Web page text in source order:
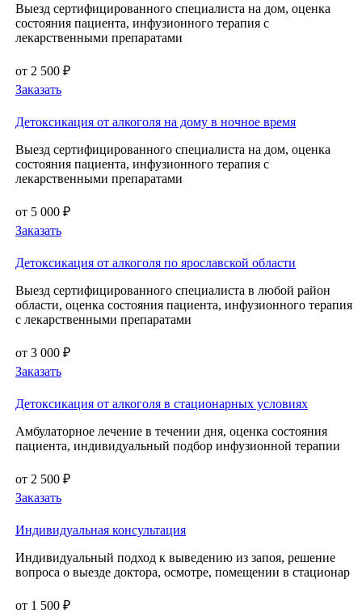
Выезд сертифицированного специалиста на дом, оценка
состояния пациента, инфузионного терапия с
лекарственными препаратами
от 2 500 ₽
Заказать
Детоксикация от алкоголя на дому в ночное время
Выезд сертифицированного специалиста на дом, оценка
состояния пациента, инфузионного терапия с
лекарственными препаратами
от 5 000 ₽
Заказать
Детоксикация от алкоголя по ярославской области
Выезд сертифицированного специалиста в любой район
области, оценка состояния пациента, инфузионного терапия
с лекарственными препаратами
от 3 000 ₽
Заказать
Детоксикация от алкоголя в стационарных условиях
Амбулаторное лечение в течении дня, оценка состояния
пациента, индивидуальный подбор инфузионной терапии
от 2 500 ₽
Заказать
Индивидуальная консультация
Индивидуальный подход к выведению из запоя, решение
вопроса о выезде доктора, осмотре, помещении в стационар
от 1 500 ₽